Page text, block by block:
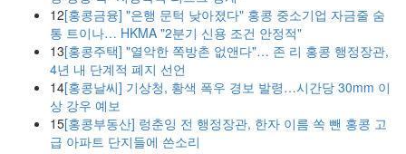
12[홍콩금융] "은행 문턱 낮아졌다" 홍콩 중소기업 자금줄 숨
통 트이나… HKMA "2분기 신용 조건 안정적"
13[홍콩주택] "열악한 쪽방촌 없앤다"… 존 리 홍콩 행정장관,
4년 내 단계적 폐지 선언
14[홍콩날씨] 기상청, 황색 폭우 경보 발령…시간당 30mm 이
상 강우 예보
15[홍콩부동산] 렁춘잉 전 행정장관, 한자 이름 쏙 뺀 홍콩 고
급 아파트 단지들에 쓴소리